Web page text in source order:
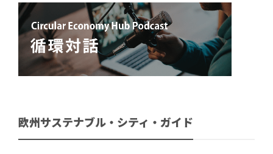
欧州サステナブル・シティ・ガイド